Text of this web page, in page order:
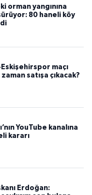
orman yangınına
80 haneli köy
maçı
satışa çıkacak?
YouTube kanalına
kararı
Erdoğan: